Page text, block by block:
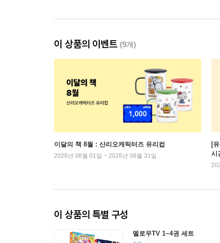
이 상품의 이벤트 (9개)
이달의 책 8월 : 산리오캐릭터즈 유리컵
2026년 08월 01일 ~ 2026년 08월 31일
[
시
이 상품의 특별 구성
멜로우TV 1~4권 세트